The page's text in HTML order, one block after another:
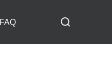
FAQ
Suchen